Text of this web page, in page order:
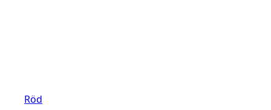
Röd